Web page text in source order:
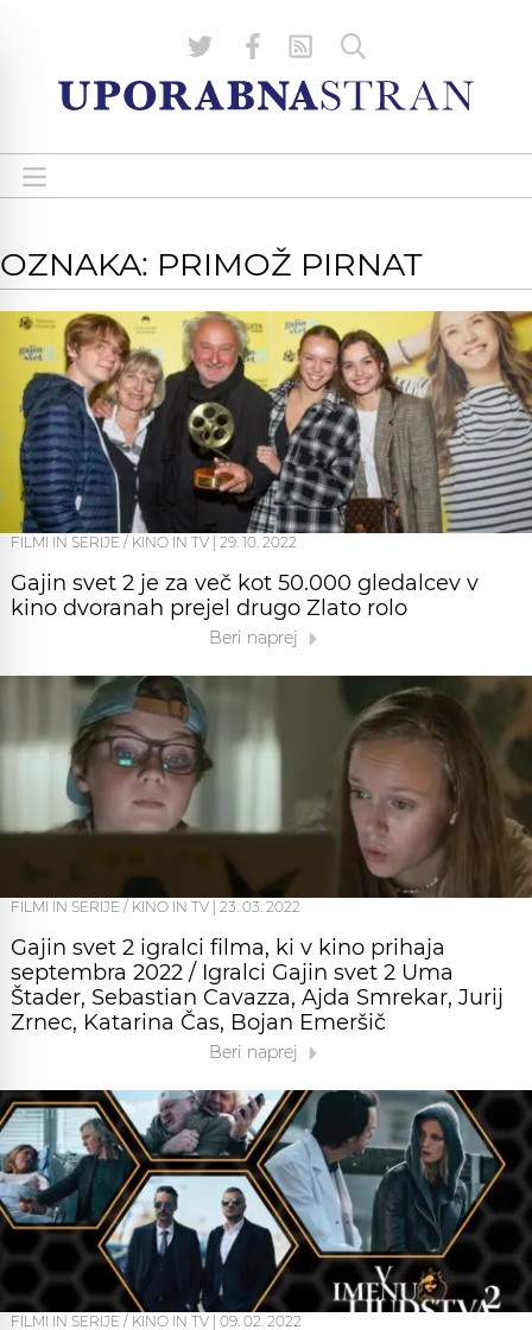
OZNAKA: PRIMOŽ PIRNAT
FILMI IN SERIJE / KINO IN TV 29. 10. 2022
Gajin svet 2 je za več kot 50.000 gledalcev v
kino dvoranah prejel drugo Zlato rolo
Beri naprej
FILMI IN SERIJE / KINO IN TV 23. 03. 2022
Gajin svet 2 igralci filma, ki v kino prihaja
septembra 2022 / Igralci Gajin svet 2 Uma
Štader, Sebastian Cavazza, Ajda Smrekar, Jurij
Zrnec, Katarina Čas, Bojan Emeršič
Beri naprej
FILMI IN SERIJE / KINO IN TV | 09. 02. 2022